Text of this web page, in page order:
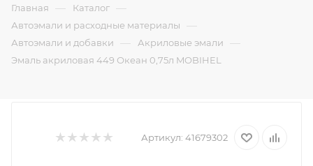
Главная — Каталог —
Автоэмали и расходные материалы —
Автоэмали и добавки — Акриловые эмали —
Эмаль акриловая 449 Океан 0,75л MOBIHEL
Артикул: 41679302